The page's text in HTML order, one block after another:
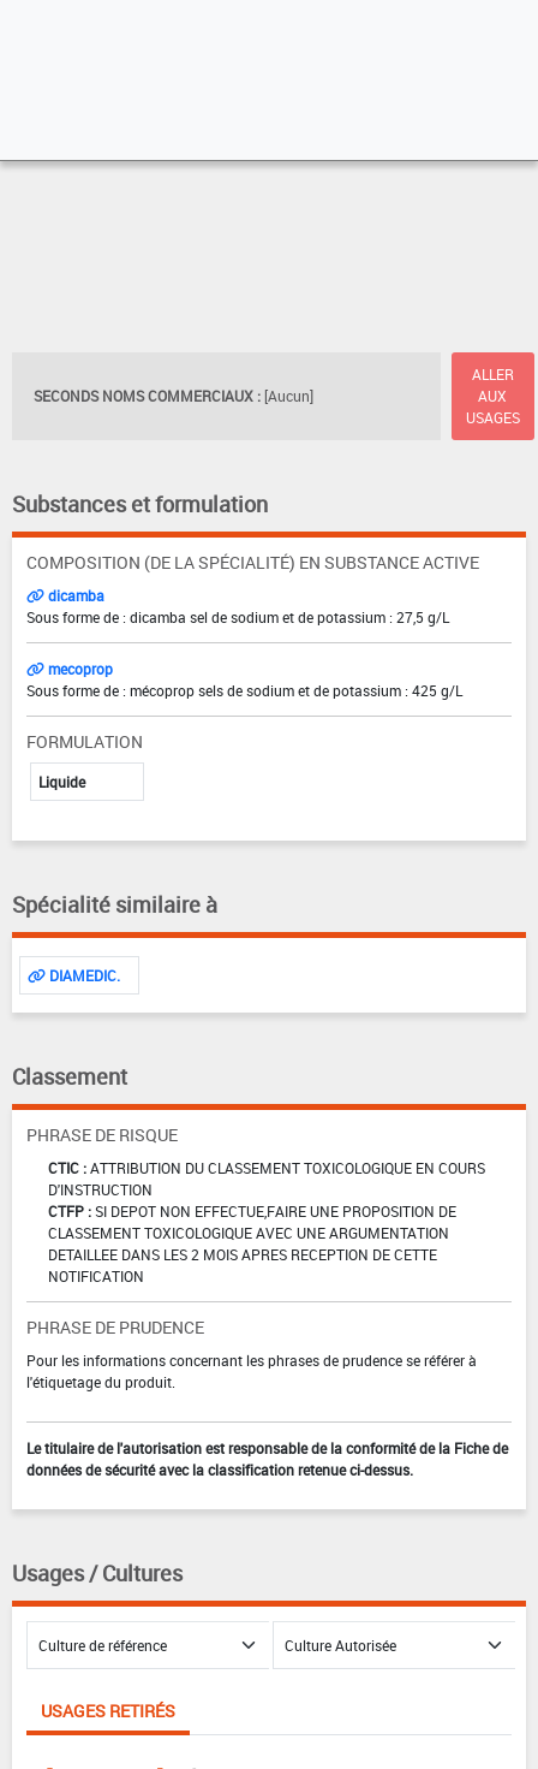
SECONDS NOMS COMMERCIAUX : [Aucun]
ALLER
AUX
USAGES
Substances et formulation
COMPOSITION (DE LA SPÉCIALITÉ) EN SUBSTANCE ACTIVE
dicamba
Sous forme de : dicamba sel de sodium et de potassium : 27,5 g/L
mecoprop
Sous forme de : mécoprop sels de sodium et de potassium : 425 g/L
FORMULATION
Liquide
Spécialité similaire à
DIAMEDIC.
Classement
PHRASE DE RISQUE
CTIC :ATTRIBUTION DU CLASSEMENT TOXICOLOGIQUE EN COURS
D'INSTRUCTION
CTFP :SI DEPOT NON EFFECTUE,FAIRE UNE PROPOSITION DE
CLASSEMENT TOXICOLOGIQUE AVEC UNE ARGUMENTATION
DETAILLEE DANS LES 2 MOIS APRES RECEPTION DE CETTE
NOTIFICATION
PHRASE DE PRUDENCE
Pour les informations concernant les phrases de prudence se référer à
l'étiquetage du produit.
Le titulaire de l'autorisation est responsable de la conformité de la Fiche de
données de sécurité avec la classification retenue ci-dessus.
Usages / Cultures
USAGES RETIRÉS